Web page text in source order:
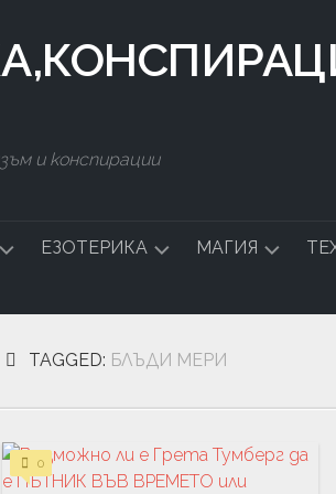
и конспирации
ЕЗОТЕРИКА
СИМВОЛИ
МАГИЯ
БЪЛГАРСКА
TAGGED: БЛЪДИ МЕРИ
0